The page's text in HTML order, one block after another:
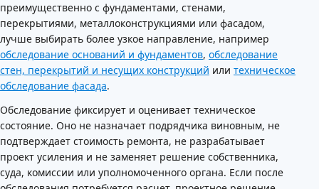
преимущественно с фундаментами, стенами,
перекрытиями, металлоконструкциями или фасадом,
лучше выбирать более узкое направление, например
обследование оснований и фундаментов, обследование
стен, перекрытий и несущих конструкций или техническое
обследование фасада.
Обследование фиксирует и оценивает техническое
состояние. Оно не назначает подрядчика виновным, не
подтверждает стоимость ремонта, не разрабатывает
проект усиления и не заменяет решение собственника,
суда, комиссии или уполномоченного органа. Если после